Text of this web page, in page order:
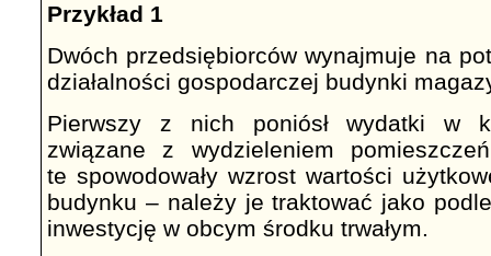
Przykład 1
Dwóch przedsiębiorców wynajmuje na
działalności gospodarczej budynki
Pierwszy z nich poniósł wydatki w
związane z wydzieleniem
te spowodowały wzrost wartości
budynku – należy je traktować jako
inwestycję w obcym środku trwałym.